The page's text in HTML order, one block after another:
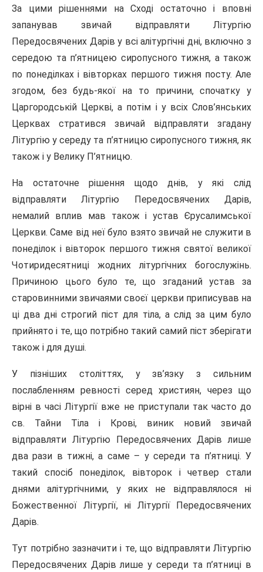
За цими рішеннями на Сході остаточно і вповні
запанував звичай відправляти Літургію
Передосвячених Дарів у всі алітургічні дні, включно з
середою та п’ятницею сиропусного тижня, а також
по понеділках і вівторках першого тижня посту. Але
згодом, без будь-якої на то причини, спочатку у
Царгородській Церкві, а потім і у всіх Слов’янських
Церквах стратився звичай відправляти згадану
Літургію у середу та п’ятницю сиропусного тижня, як
також і у Велику П’ятницю.
На остаточне рішення щодо днів, у які слід
відправляти Літургію Передосвячених Дарів,
немалий вплив мав також і устав Єрусалимської
Церкви. Саме від неї було взято звичай не служити в
понеділок і вівторок першого тижня святої великої
Чотиридесятниці жодних літургічних богослужінь.
Причиною цього було те, що згаданий устав за
старовинними звичаями своєї церкви приписував на
ці два дні строгий піст для тіла, а слід за цим було
прийнято і те, що потрібно такий самий піст зберігати
також і для душі.
У пізніших століттях, у зв’язку з сильним
послабленням ревності серед християн, через що
вірні в часі Літургії вже не приступали так часто до
св. Тайни Тіла і Крові, виник новий звичай
відправляти Літургію Передосвячених Дарів лише
два рази в тижні, а саме – у середи та п’ятниці. У
такий спосіб понеділок, вівторок і четвер стали
днями алітургічними, у яких не відправлялося ні
Божественної Літургії, ні Літургії Передосвячених
Дарів.
Тут потрібно зазначити і те, що відправляти Літургію
Передосвячених Дарів лише у середи та п’ятниці в